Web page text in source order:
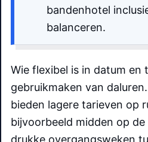
bandenhotel
balanceren.
Wie flexibel is in datum en
gebruikmaken van
bieden lagere tarieven op
bijvoorbeeld midden op